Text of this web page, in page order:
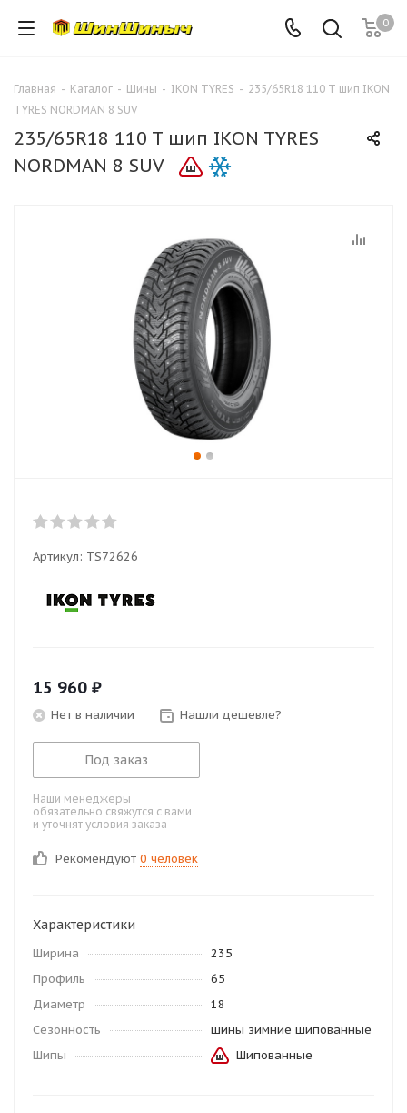
0
Главная - Каталог - Шины - IKON TYRES - 235/65R18 110 T шип IKON
TYRES NORDMAN 8 SUV
235/65R18 110 T шип IKON TYRES
NORDMAN 8 SUV
Артикул: TS72626
15 960 ₽
Нет в наличии Нашли дешевле?
Под заказ
Наши менеджеры
обязательно свяжутся с вами
и уточнят условия заказа
Рекомендуют 0 человек
Характеристики
Ширина
235
Профиль
65
Диаметр
18
Сезонность
шины зимние шипованные
Шипы
Шипованные